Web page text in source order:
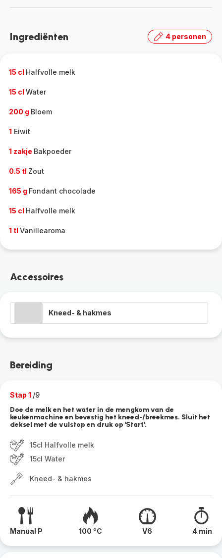
-
volledige
Ingrediënten 4 personen
15 cl Halfvolle melk
15 cl Water
200 g Bloem
1 Eiwit
1 zakje Bakpoeder
0.5 tl Zout
165 g Fondant chocolade
15 cl Halfvolle melk
1 tl Vanillearoma
Accessoires
Kneed- & hakmes
Bereiding
Stap 1 /9
Doe de melk en het water in de mengkom van de
keukenmachine en bevestig het kneed-/breekmes. Sluit het
deksel met de vulstop en druk op 'Start'.
15cl Halfvolle melk
15cl Water
Kneed- & hakmes
Manual P 100 °C V6 4 min